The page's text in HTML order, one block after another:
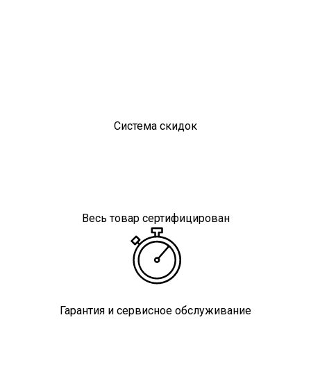
Система скидок
Весь товар сертифицирован
Гарантия и сервисное обслуживание